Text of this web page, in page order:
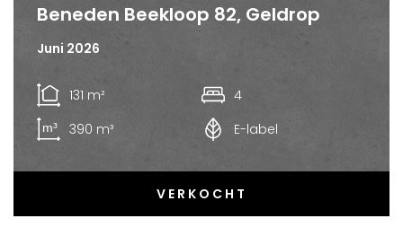
Beneden Beekloop 82, Geldrop
Juni 2026
131 m²
4
390 m³
E-label
VERKOCHT